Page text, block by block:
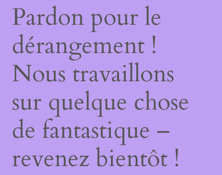
Pardon pour le
dérangement !
Nous travaillons
sur quelque chose
de fantastique –
revenez bientôt !